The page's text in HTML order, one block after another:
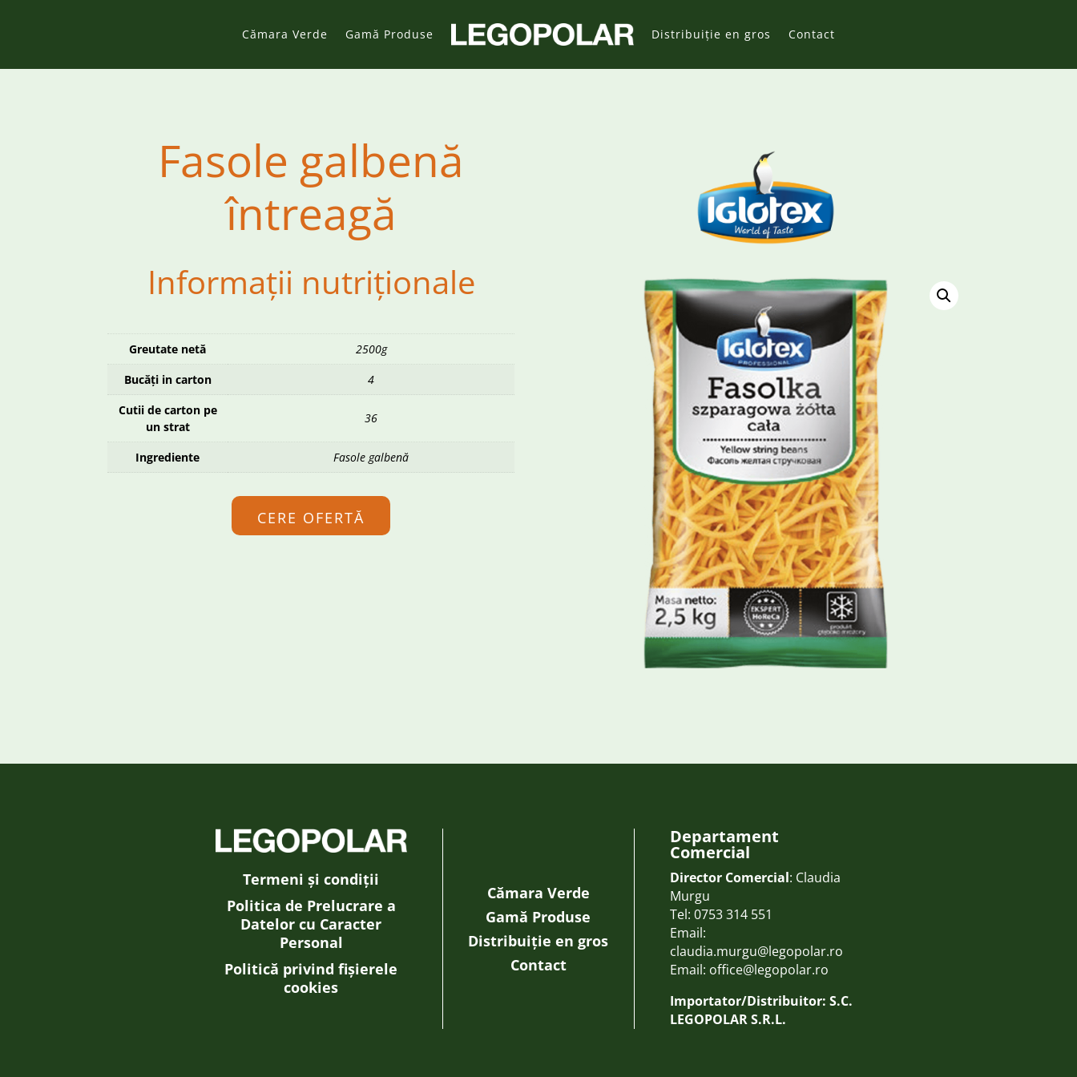
Cămara Verde Gamă Produse Distribuiție en gros Contact
Fasole galbenă
întreagă
Informații nutriționale
Greutate netă
2500g
Bucăți in carton
4
Cutii de carton pe
un strat
36
Ingrediente Fasole galbenă
CERE OFERTĂ
Termeni și condiții
Politica de Prelucrare a
Datelor cu Caracter
Personal
Politică privind fișierele
cookies
Cămara Verde
Gamă Produse
Distribuiție en gros
Contact
Departament
Comercial
Director Comercial: Claudia
Murgu
Tel: 0753 314 551
Email:
claudia.murgu@legopolar.ro
Email: office@legopolar.ro
Importator/Distribuitor: S.C.
LEGOPOLAR S.R.L.